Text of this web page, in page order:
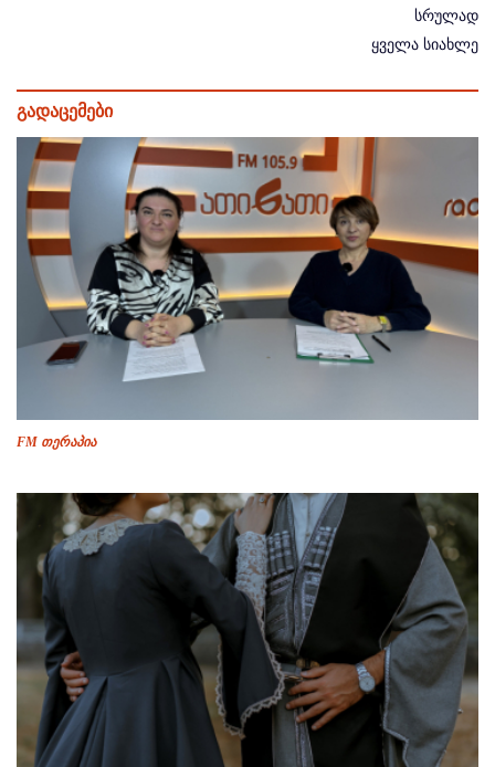
სრულად
ყველა სიახლე
გადაცემები
FM თერაპია